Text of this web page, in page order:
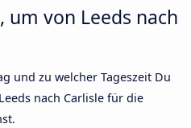
um von Leeds nach
und zu welcher Tageszeit Du
nach Carlisle für die